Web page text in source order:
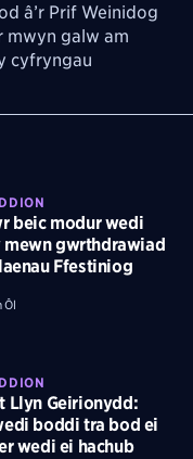
â’r Prif Weinidog
mwyn galw am
cyfryngau
beic modur wedi
mewn gwrthdrawiad
Ffestiniog
Ôl
Llyn Geirionydd:
boddi tra bod ei
wedi ei hachub